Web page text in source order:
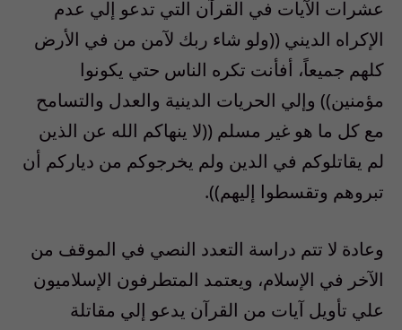
عشرات الآيات في القرآن التي تدعو إلي عدم
الإكراه الديني ((ولو شاء ربك لآمن من في الأرض
كلهم جميعاً، أفأنت تكره الناس حتي يكونوا
مؤمنين)) وإلي الحريات الدينية والعدل والتسامح
مع كل ما هو غير مسلم ((لا ينهاكم الله عن الذين
لم يقاتلوكم في الدين ولم يخرجوكم من دياركم أن
تبروهم وتقسطوا إليهم)).
وعادة لا تتم دراسة التعدد النصي في الموقف من
الآخر في الإسلام، ويعتمد المتطرفون الإسلاميون
علي تأويل آيات من القرآن يدعو إلي مقاتلة